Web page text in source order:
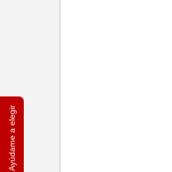
Ayúdame a elegir